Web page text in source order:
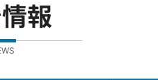
報